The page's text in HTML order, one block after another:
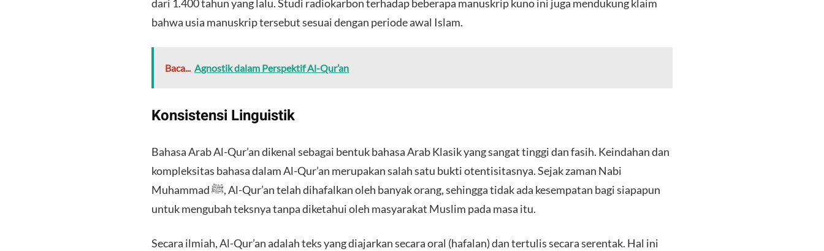
dari 1.400 tahun yang lalu. Studi radiokarbon terhadap beberapa manuskrip kuno ini juga mendukung klaim
bahwa usia manuskrip tersebut sesuai dengan periode awal Islam.
Baca... Agnostik dalam Perspektif Al-Qur’an
Konsistensi Linguistik
Bahasa Arab Al-Qur’an dikenal sebagai bentuk bahasa Arab Klasik yang sangat tinggi dan fasih. Keindahan dan
kompleksitas bahasa dalam Al-Qur’an merupakan salah satu bukti otentisitasnya. Sejak zaman Nabi
Muhammad ﷺ, Al-Qur’an telah dihafalkan oleh banyak orang, sehingga tidak ada kesempatan bagi siapapun
untuk mengubah teksnya tanpa diketahui oleh masyarakat Muslim pada masa itu.
Secara ilmiah, Al-Qur’an adalah teks yang diajarkan secara oral (hafalan) dan tertulis secara serentak. Hal ini